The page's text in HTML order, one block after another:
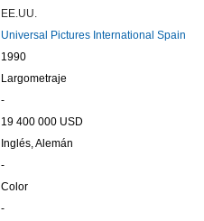
EE.UU.
Universal Pictures International Spain
1990
Largometraje
-
19 400 000 USD
Inglés, Alemán
-
Color
-